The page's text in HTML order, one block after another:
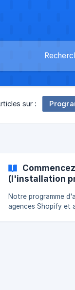
sur :
(l'installation
Notre programme
agences Shopify et